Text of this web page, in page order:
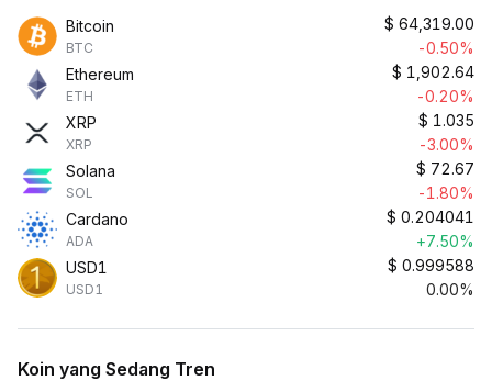
Bitcoin
BTC
$ 64,319.00
-0.50%
Ethereum
ETH
$ 1,902.64
-0.20%
XRP
XRP
$ 1.035
-3.00%
Solana
SOL
$ 72.67
-1.80%
Cardano
ADA
$ 0.204041
+7.50%
USD1
USD1
$ 0.999588
0.00%
Koin yang Sedang Tren